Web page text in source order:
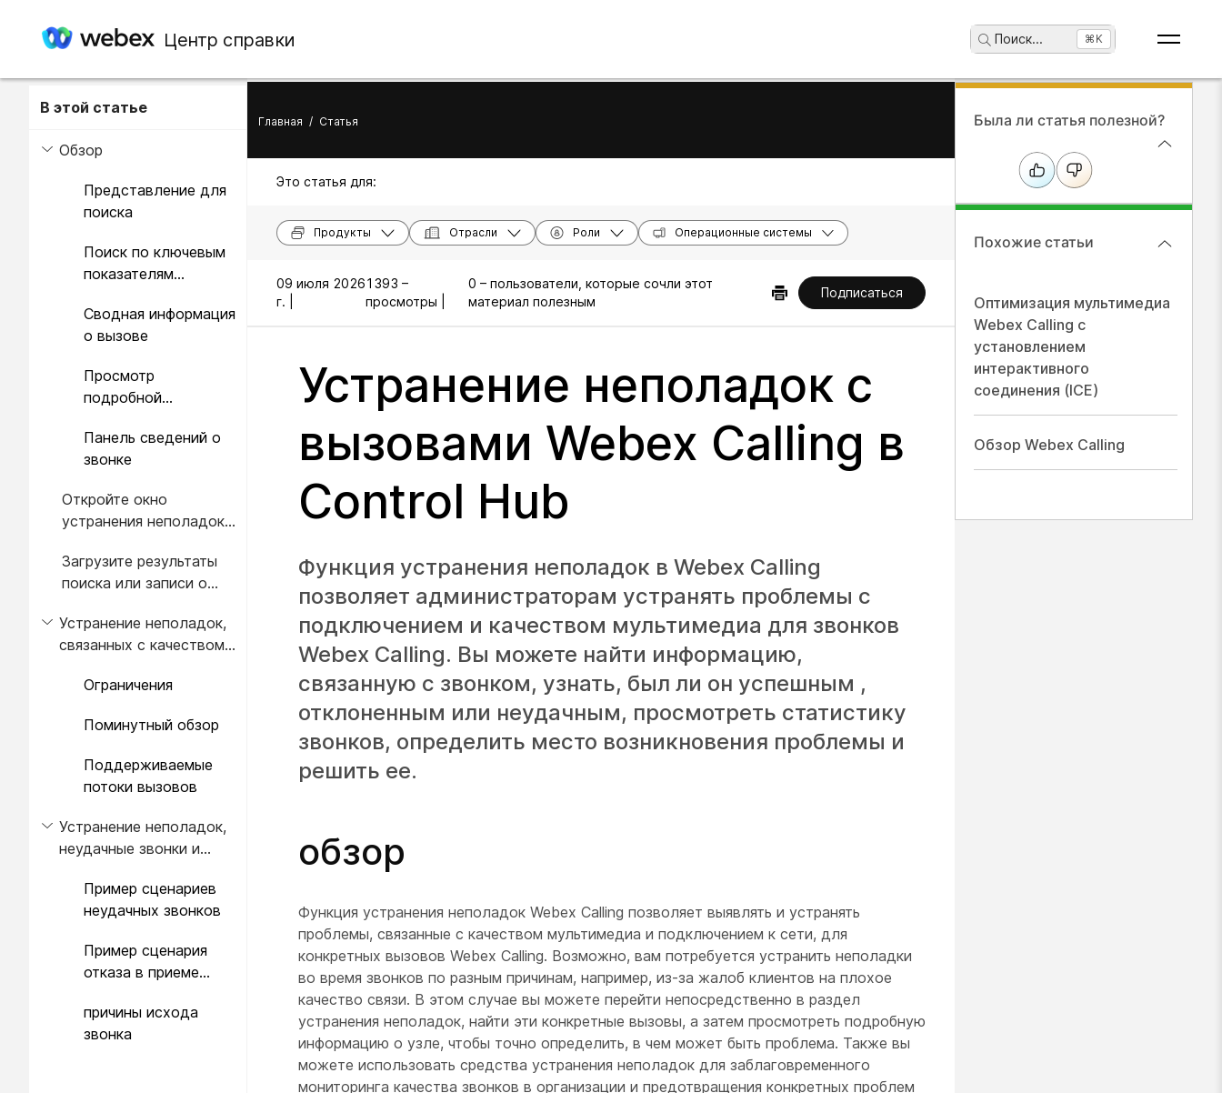
Центр справки Поиск... ⌘K
В этой статье
Обзор
Представление для
поиска
Поиск по ключевым
показателям
пользователя.
Сводная информация
о вызове
Просмотр
подробной
прыжках
Панель сведений о
звонке
Откройте окно
устранения неполадок
Загрузите результаты
поиска или записи о
неполадок в формате
CSV.
Устранение неполадок,
связанных с качеством
Ограничения
Поминутный обзор
Поддерживаемые
потоки вызовов
Устранение неполадок,
неудачные звонки и
Пример сценариев
неудачных звонков
Пример сценария
отказа в приеме
причины исхода
звонка
Главная / Статья
Это статья для:
Продукты Отрасли Роли Операционные системы
09 июля 2026
г. |
1393 –
просмотры |
0 – пользователи, которые сочли этот
материал полезным
Подписаться
Устранение неполадок с
вызовами Webex Calling в
Control Hub
Функция устранения неполадок в Webex Calling
позволяет администраторам устранять проблемы с
подключением и качеством мультимедиа для звонков
Webex Calling. Вы можете найти информацию,
связанную с звонком, узнать, был ли он успешным ,
отклоненным или неудачным, просмотреть статистику
звонков, определить место возникновения проблемы и
решить ее.
обзор
Функция устранения неполадок Webex Calling позволяет выявлять и устранять
проблемы, связанные с качеством мультимедиа и подключением к сети, для
конкретных вызовов Webex Calling. Возможно, вам потребуется устранить неполадки
во время звонков по разным причинам, например, из-за жалоб клиентов на плохое
качество связи. В этом случае вы можете перейти непосредственно в раздел
устранения неполадок, найти эти конкретные вызовы, а затем просмотреть подробную
информацию о узле, чтобы точно определить, в чем может быть проблема. Также вы
можете использовать средства устранения неполадок для заблаговременного
мониторинга качества звонков в организации и предотвращения конкретных проблем
Была ли статья полезной?
Похожие статьи
Оптимизация мультимедиа
Webex Calling с
установлением
интерактивного
соединения (ICE)
Обзор Webex Calling